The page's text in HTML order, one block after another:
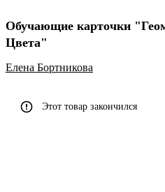
Обучающие карточки
Цвета"
Елена Бортникова
Этот товар закончился